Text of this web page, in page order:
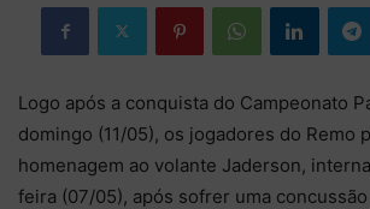
Logo após a conquista do Campeonato
domingo (11/05), os jogadores do Remo
homenagem ao volante Jaderson,
feira (07/05), após sofrer uma